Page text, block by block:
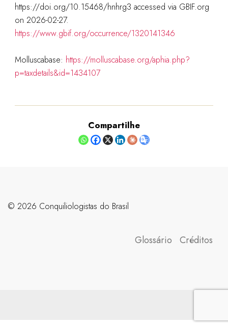
https://doi.org/10.15468/hnhrg3 accessed via GBIF.org
on 2026-02-27.
https://www.gbif.org/occurrence/1320141346
Molluscabase: https://molluscabase.org/aphia.php?
p=taxdetails&id=1434107
Compartilhe
©️ 2026 Conquiliologistas do Brasil
Glossário Créditos